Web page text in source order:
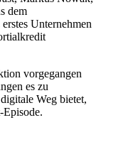
dem
Unternehmen
vorgegangen
es zu
Weg bietet,
Episode.